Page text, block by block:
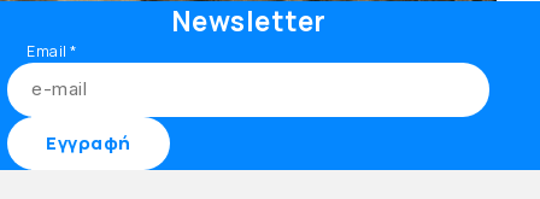
Newsletter
Email*